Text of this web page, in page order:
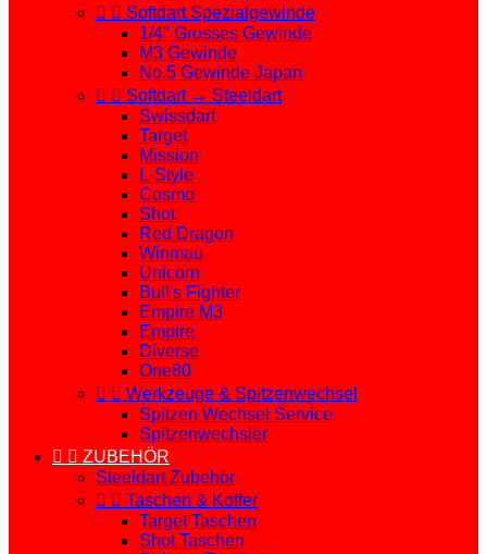
  Softdart Spezialgewinde
1/4" Grosses Gewinde
M3 Gewinde
No.5 Gewinde Japan
  Softdart → Steeldart
Swissdart
Target
Mission
L-Style
Cosmo
Shot
Red Dragon
Winmau
Unicorn
Bull's Fighter
Empire M3
Empire
Diverse
One80
  Werkzeuge & Spitzenwechsel
Spitzen Wechsel Service
Spitzenwechsler
  ZUBEHÖR
Steeldart Zubehör
  Taschen & Koffer
Target Taschen
Shot Taschen